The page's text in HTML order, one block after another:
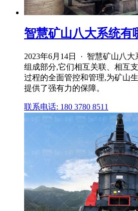
智慧矿山八大系统有
2023年6月14日 · 智慧矿山八
组成部分,它们相互关联、相互
过程的全面管控和管理,为矿山
提供了强有力的保障。
联系电话: 180 3780 8511